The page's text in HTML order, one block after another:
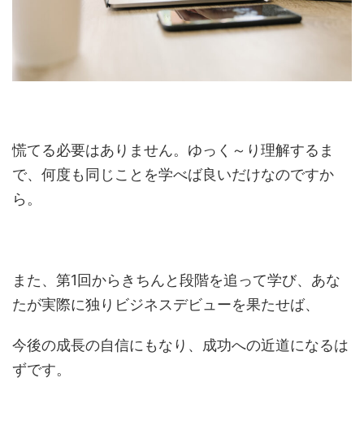
慌てる必要はありません。ゆっく～り理解するま
で、何度も同じことを学べば良いだけなのですか
ら。
また、第1回からきちんと段階を追って学び、あな
たが実際に独りビジネスデビューを果たせば、
今後の成長の自信にもなり、成功への近道になるは
ずです。